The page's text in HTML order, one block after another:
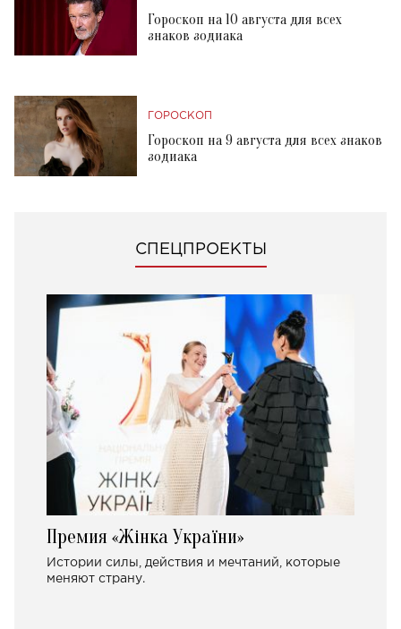
Гороскоп на 10 августа для всех
знаков зодиака
ГОРОСКОП
Гороскоп на 9 августа для всех знаков
зодиака
СПЕЦПРОЕКТЫ
Премия «Жінка України»
Истории силы, действия и мечтаний, которые
меняют страну.